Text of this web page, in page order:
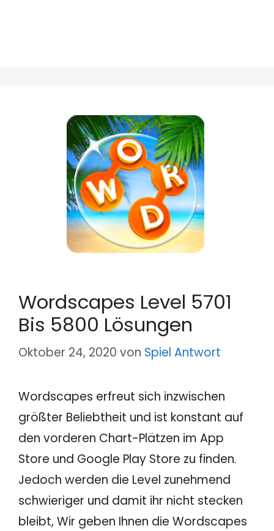
Wordscapes Level 5701
Bis 5800 Lösungen
Oktober 24, 2020 von Spiel Antwort
Wordscapes erfreut sich inzwischen
größter Beliebtheit und ist konstant auf
den vorderen Chart-Plätzen im App
Store und Google Play Store zu finden.
Jedoch werden die Level zunehmend
schwieriger und damit ihr nicht stecken
bleibt, Wir geben Ihnen die Wordscapes